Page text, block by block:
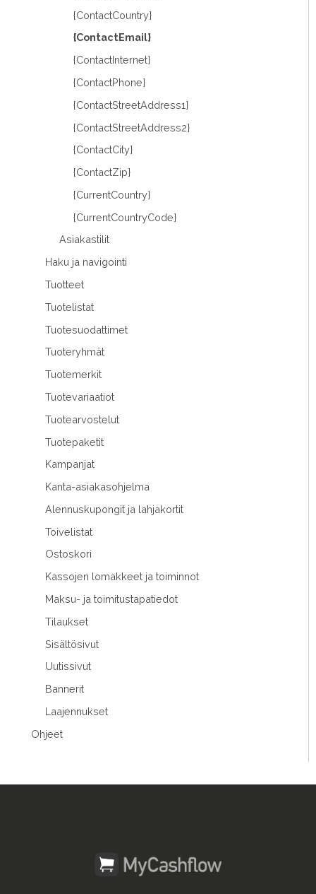
{ContactCountry}
{ContactEmail}
{ContactInternet}
{ContactPhone}
{ContactStreetAddress1}
{ContactStreetAddress2}
{ContactCity}
{ContactZip}
{CurrentCountry}
{CurrentCountryCode}
Asiakastilit
Haku ja navigointi
Tuotteet
Tuotelistat
Tuotesuodattimet
Tuoteryhmät
Tuotemerkit
Tuotevariaatiot
Tuotearvostelut
Tuotepaketit
Kampanjat
Kanta-asiakasohjelma
Alennuskupongit ja lahjakortit
Toivelistat
Ostoskori
Kassojen lomakkeet ja toiminnot
Maksu- ja toimitustapatiedot
Tilaukset
Sisältösivut
Uutissivut
Bannerit
Laajennukset
Ohjeet